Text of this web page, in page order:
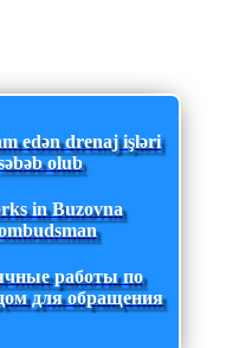
edən drenaj işləri
olub
in Buzovna
работы по
для обращения